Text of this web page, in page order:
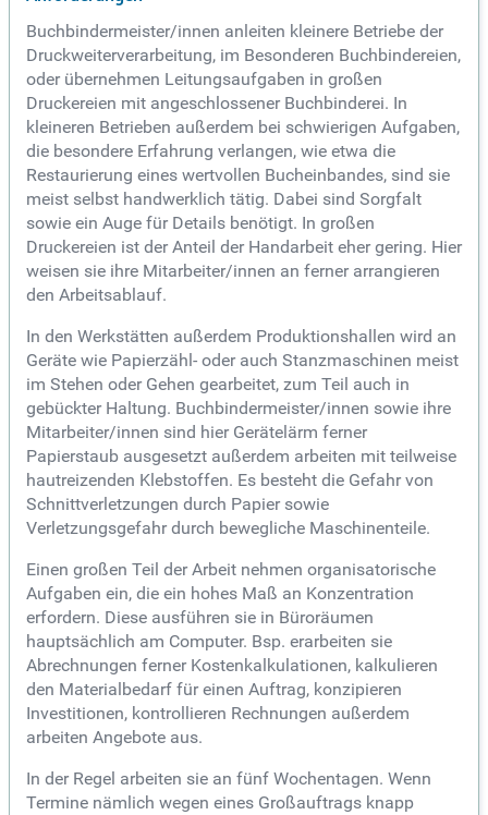
Buchbindermeister/innen anleiten kleinere Betriebe der
Druckweiterverarbeitung, im Besonderen Buchbindereien,
oder übernehmen Leitungsaufgaben in großen
Druckereien mit angeschlossener Buchbinderei. In
kleineren Betrieben außerdem bei schwierigen Aufgaben,
die besondere Erfahrung verlangen, wie etwa die
Restaurierung eines wertvollen Bucheinbandes, sind sie
meist selbst handwerklich tätig. Dabei sind Sorgfalt
sowie ein Auge für Details benötigt. In großen
Druckereien ist der Anteil der Handarbeit eher gering. Hier
weisen sie ihre Mitarbeiter/innen an ferner arrangieren
den Arbeitsablauf.
In den Werkstätten außerdem Produktionshallen wird an
Geräte wie Papierzähl- oder auch Stanzmaschinen meist
im Stehen oder Gehen gearbeitet, zum Teil auch in
gebückter Haltung. Buchbindermeister/innen sowie ihre
Mitarbeiter/innen sind hier Gerätelärm ferner
Papierstaub ausgesetzt außerdem arbeiten mit teilweise
hautreizenden Klebstoffen. Es besteht die Gefahr von
Schnittverletzungen durch Papier sowie
Verletzungsgefahr durch bewegliche Maschinenteile.
Einen großen Teil der Arbeit nehmen organisatorische
Aufgaben ein, die ein hohes Maß an Konzentration
erfordern. Diese ausführen sie in Büroräumen
hauptsächlich am Computer. Bsp. erarbeiten sie
Abrechnungen ferner Kostenkalkulationen, kalkulieren
den Materialbedarf für einen Auftrag, konzipieren
Investitionen, kontrollieren Rechnungen außerdem
arbeiten Angebote aus.
In der Regel arbeiten sie an fünf Wochentagen. Wenn
Termine nämlich wegen eines Großauftrags knapp